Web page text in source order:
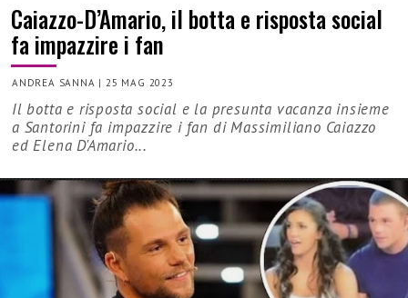
Caiazzo-D’Amario, il botta e risposta social
fa impazzire i fan
ANDREA SANNA | 25 MAG 2023
Il botta e risposta social e la presunta vacanza insieme
a Santorini fa impazzire i fan di Massimiliano Caiazzo
ed Elena D'Amario...